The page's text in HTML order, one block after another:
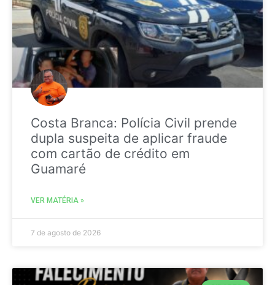
Costa Branca: Polícia Civil prende
dupla suspeita de aplicar fraude
com cartão de crédito em
Guamaré
VER MATÉRIA »
7 de agosto de 2026